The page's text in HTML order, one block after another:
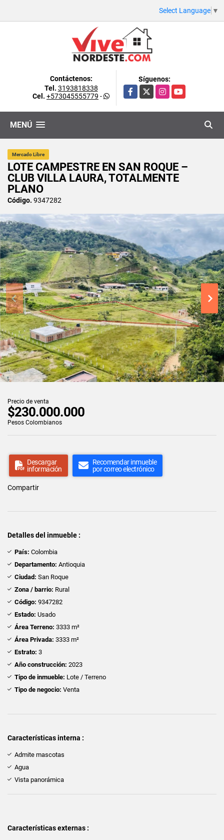
Select Language ▼
Contáctenos:
Tel. 3193818338
Cel. +573045555779 -
Síguenos:
Facebook
X InstagramYouTube
MENÚ
Mercado Libre
LOTE CAMPESTRE EN SAN ROQUE –
CLUB VILLA LAURA, TOTALMENTE
PLANO
Código. 9347282
Precio de venta
$230.000.000
Pesos Colombianos
Descargar
información
Recomendar inmueble
por correo electrónico
Compartir
Detalles del inmueble :
País: Colombia
Departamento: Antioquia
Ciudad: San Roque
Zona / barrio: Rural
Código: 9347282
Estado: Usado
Área Terreno: 3333 m²
Área Privada: 3333 m²
Estrato: 3
Año construcción: 2023
Tipo de inmueble: Lote / Terreno
Tipo de negocio: Venta
Características interna :
Admite mascotas
Agua
Vista panorámica
Características externas :